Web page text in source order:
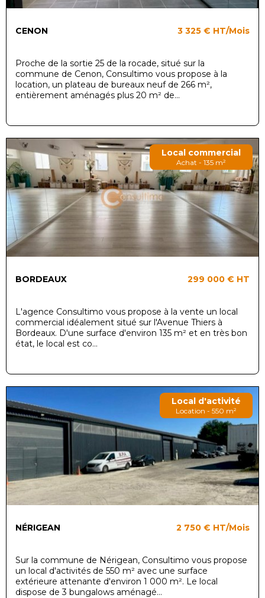
CENON 3 325 € HT/Mois
Proche de la sortie 25 de la rocade, situé sur la
commune de Cenon, Consultimo vous propose à la
location, un plateau de bureaux neuf de 266 m²,
entièrement aménagés plus 20 m² de...
Local commercial
Achat - 135 m²
BORDEAUX 299 000 € HT
L'agence Consultimo vous propose à la vente un local
commercial idéalement situé sur l'Avenue Thiers à
Bordeaux. D'une surface d'environ 135 m² et en très bon
état, le local est co...
Local d'activité
Location - 550 m²
NÉRIGEAN 2 750 € HT/Mois
Sur la commune de Nérigean, Consultimo vous propose
un local d'activités de 550 m² avec une surface
extérieure attenante d'environ 1 000 m². Le local
dispose de 3 bungalows aménagé...